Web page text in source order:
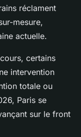
réclament
mesure,
actuelle.
certains
intervention
totale ou
Paris se
sur le front